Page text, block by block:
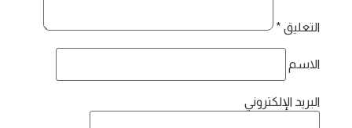
التعليق *
الاسم
البريد الإلكتروني